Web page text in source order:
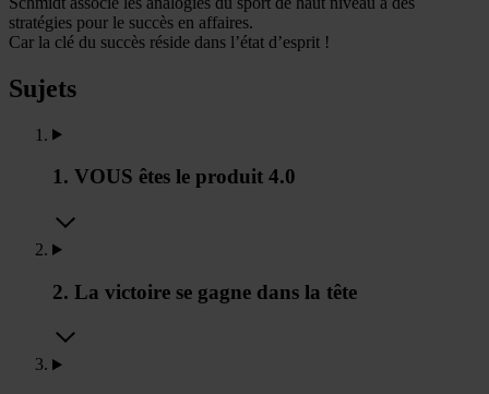
stratégies pour le succès en affaires.
Car la clé du succès réside dans l’état d’esprit !
Sujets
1. VOUS êtes le produit 4.0
2. La victoire se gagne dans la tête